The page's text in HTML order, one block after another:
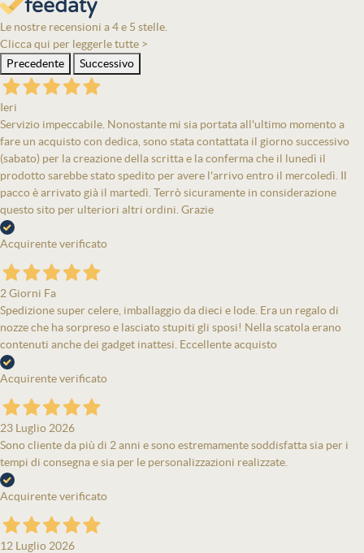
Le nostre recensioni a 4 e 5 stelle.
Clicca qui per leggerle tutte >
Precedente
Successivo
Ieri
Servizio impeccabile. Nonostante mi sia portata all'ultimo momento a
fare un acquisto con dedica, sono stata contattata il giorno successivo
(sabato) per la creazione della scritta e la conferma che il lunedì il
prodotto sarebbe stato spedito per avere l'arrivo entro il mercoledì. Il
pacco è arrivato già il martedì. Terrò sicuramente in considerazione
questo sito per ulteriori altri ordini. Grazie
Acquirente verificato
2 Giorni Fa
Spedizione super celere, imballaggio da dieci e lode. Era un regalo di
nozze che ha sorpreso e lasciato stupiti gli sposi! Nella scatola erano
contenuti anche dei gadget inattesi. Eccellente acquisto
Acquirente verificato
23 Luglio 2026
Sono cliente da più di 2 anni e sono estremamente soddisfatta sia per i
tempi di consegna e sia per le personalizzazioni realizzate.
Acquirente verificato
12 Luglio 2026